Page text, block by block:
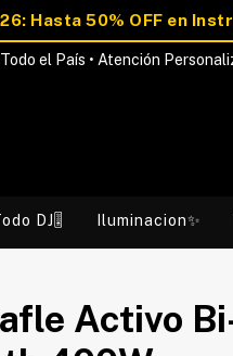
Todo el País • Atención
DJ🎚️ Iluminacion✨
Activo